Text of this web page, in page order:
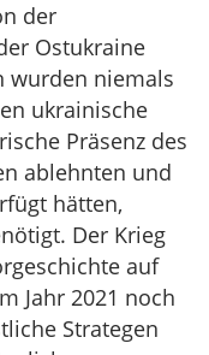
der
Ostukraine
wurden niemals
ukrainische
Präsenz des
ablehnten und
hätten,
Der Krieg
auf
Jahr 2021 noch
Strategen